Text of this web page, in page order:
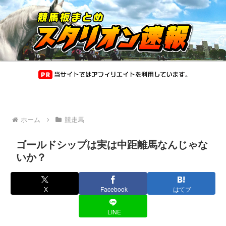
ホーム 競走馬
ゴールドシップは実は中距離馬なんじゃな
いか？
X Facebook はてブ
LINE